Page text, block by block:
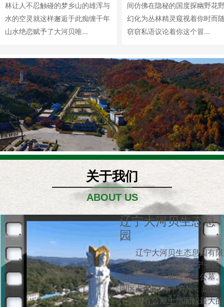
林让人不忍触碰的梦乡山的雄浑与
水的空灵就这样邂逅于此痴缠千年
山水绝恋赋予了大河贝唯...
间仿佛在隐秘的国度探幽野花
幻化为丛林精灵窥视着你时而
窃窃私语议论着你这个冒...
关于我们
ABOUT US
辽宁大河贝生态息
园
辽宁大河贝生态息园有限
公司，是2005年经辽宁省民
政厅批准设立的经营性公墓。
园区占地62万平方米，是辽
宁省实有合规土地面积最大的